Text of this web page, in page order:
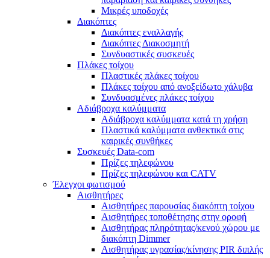
Μικρές υποδοχές
Διακόπτες
Διακόπτες εναλλαγής
Διακόπτες Διακοσμητή
Συνδυαστικές συσκευές
Πλάκες τοίχου
Πλαστικές πλάκες τοίχου
Πλάκες τοίχου από ανοξείδωτο χάλυβα
Συνδυασμένες πλάκες τοίχου
Αδιάβροχα καλύμματα
Αδιάβροχα καλύμματα κατά τη χρήση
Πλαστικά καλύμματα ανθεκτικά στις
καιρικές συνθήκες
Συσκευές Data-com
Πρίζες τηλεφώνου
Πρίζες τηλεφώνου και CATV
Έλεγχοι φωτισμού
Αισθητήρες
Αισθητήρες παρουσίας διακόπτη τοίχου
Αισθητήρες τοποθέτησης στην οροφή
Αισθητήρας πληρότητας/κενού χώρου με
διακόπτη Dimmer
Αισθητήρας υγρασίας/κίνησης PIR διπλής